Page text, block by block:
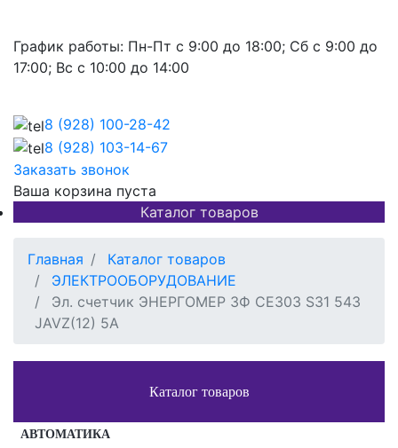
График работы: Пн-Пт с 9:00 до 18:00; Сб с 9:00 до
17:00; Вс с 10:00 до 14:00
8 (928) 100-28-42
8 (928) 103-14-67
Заказать звонок
Ваша корзина пуста
Каталог товаров
Главная
Каталог товаров
ЭЛЕКТРООБОРУДОВАНИЕ
Эл. счетчик ЭНЕРГОМЕР 3Ф CE303 S31 543
JAVZ(12) 5A
Каталог товаров
АВТОМАТИКА